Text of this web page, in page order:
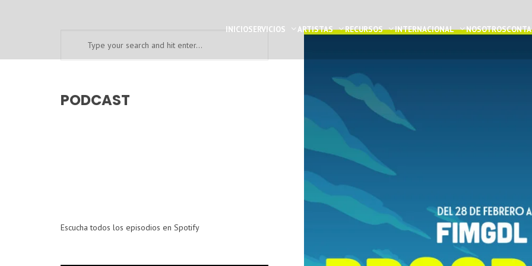
INICIOSERVICIOS ARTISTAS RECURSOS INTERNACIONAL NOSOTROS
PODCAST
Escucha todos los episodios en Spotify